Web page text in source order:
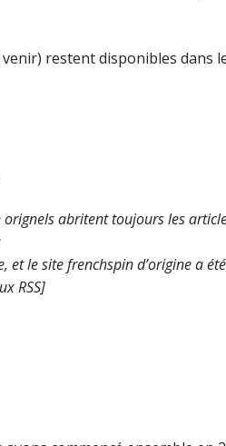
restent disponibles dans
abritent toujours les
et le site frenchspin d’origine a
RSS]